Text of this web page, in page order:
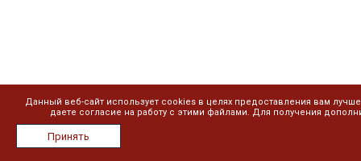
Данный веб-сайт использует cookies в целях предоставления вам
даете согласие на работу с этими файлами. Для получения
Принять